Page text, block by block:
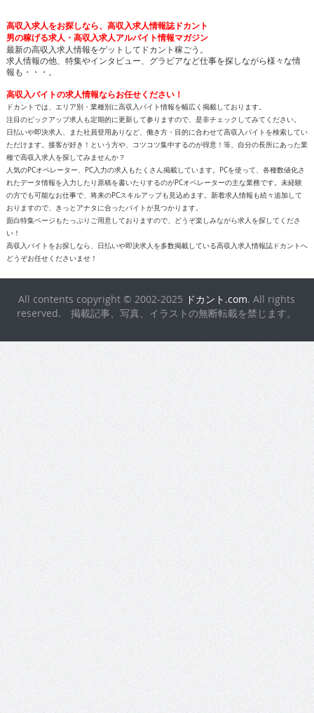
高収入求人をお探しなら、高収入求人情報誌ドカント
男の稼げる求人・高収入求人アルバイト情報マガジン
最新の高収入求人情報をゲットしてドカント稼ごう。
求人情報の他、特集やインタビュー、グラビアなど仕事を探しながら様々な情
報も・・・。
高収入バイトの求人情報ならお任せください！
ドカントでは、エリア別・業種別に高収入バイト情報を幅広く掲載しております。
注目のピックアップ求人も定期的に更新して参りますので、是非チェックしてみてください。
日払いや即決求人、また社員登用ありなど、働き方・目的に合わせて高収入バイトを検索してい
ただけます。接客が好き！という方や、コツコツ集中するのが得意！等、自分の長所にあった業
種で高収入求人を探してみませんか？
人気のPCオペレーター、PC入力の求人もたくさん掲載しています。PCを使って、各種数値化さ
れたデータ情報を入力したり原稿を書いたりするのがPCオペレーターの主な業務です。未経験
の方でも可能なお仕事で、将来のPCスキルアップも見込めます。新着求人情報も続々追加して
おりますので、きっとアナタに合ったバイトが見つかります。
面白特集ページもたっぷりご用意しておりますので、どうぞ楽しみながら求人を探してくださ
い！
高収入バイトをお探しなら、日払いや即決求人を多数掲載している高収入求人情報誌ドカントへ
どうぞお任せくださいませ！
All contents copyright © 2002-2025 ドカント.com. All rights
reserved. 掲載記事、写真、イラストの無断転載を禁じます。